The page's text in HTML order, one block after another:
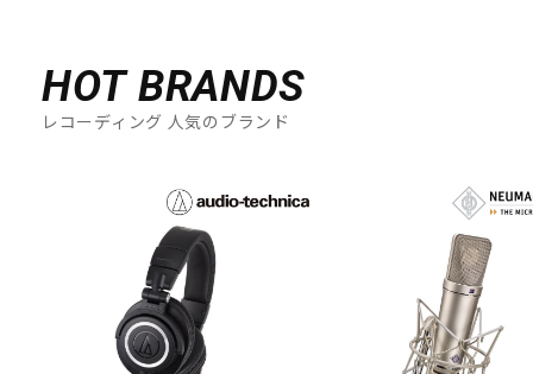
HOT BRANDS
レコーディング 人気のブランド